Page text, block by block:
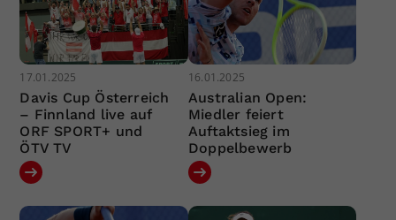
17.01.2025
Davis Cup Österreich
– Finnland live auf
ORF SPORT+ und
ÖTV TV
16.01.2025
Australian Open:
Miedler feiert
Auftaktsieg im
Doppelbewerb